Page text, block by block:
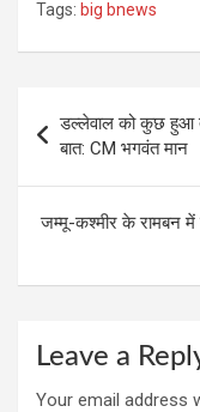
ce
o
o
k
at
A
p
p
a
m
Tags: big bnews
navigation
डल्लेवाल को कुछ हुआ
बात: CM भगवंत मान
जम्मू-कश्मीर के रामबन
Leave a
Your email address